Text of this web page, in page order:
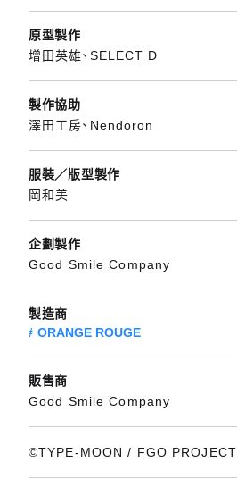
原型製作
增田英雄、SELECT D
製作協助
澤田工房、Nendoron
服裝／版型製作
岡和美
企劃製作
Good Smile Company
製造商
ORANGE ROUGE
販售商
Good Smile Company
©TYPE-MOON / FGO PROJECT